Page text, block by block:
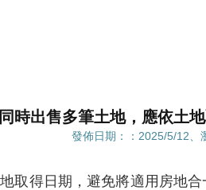
時出售多筆土地，應依土
發佈日期：：2025/5/12、
取得日期，避免將適用房地